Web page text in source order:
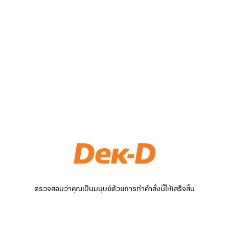
ตรวจสอบว่าคุณเป็นมนุษย์ด้วยการทำคำสั่งนี้ให้เสร็จสิ้น